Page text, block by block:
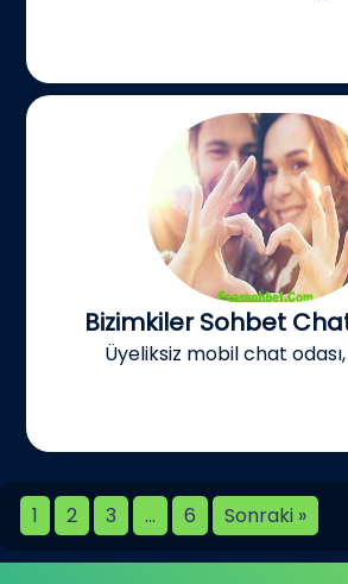
Bizimkiler Sohbet
Üyeliksiz mobil chat odası,
1 2 3 … 6 Sonraki »